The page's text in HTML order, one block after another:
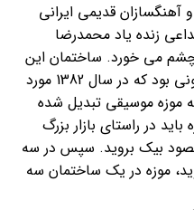
و آهنگسازان قدیمی ایرانی
زنده یاد محمدرضا
چشم می خورد. ساختمان این
موزه در ابتدا یک منزل مسکونی بود که در سال 1382 مورد
موزه موسیقی تبدیل شده
در راستای بازار بزرگ
بیک بروید. سپس در سه
موزه در یک ساختمان سه